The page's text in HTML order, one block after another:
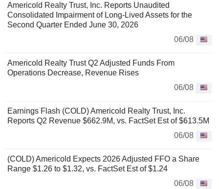
Americold Realty Trust, Inc. Reports Unaudited
Consolidated Impairment of Long-Lived Assets for the
Second Quarter Ended June 30, 2026
06/08
Americold Realty Trust Q2 Adjusted Funds From
Operations Decrease, Revenue Rises
06/08
Earnings Flash (COLD) Americold Realty Trust, Inc.
Reports Q2 Revenue $662.9M, vs. FactSet Est of $613.5M
06/08
(COLD) Americold Expects 2026 Adjusted FFO a Share
Range $1.26 to $1.32, vs. FactSet Est of $1.24
06/08